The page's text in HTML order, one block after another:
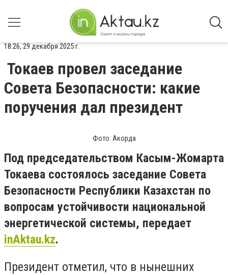
18:26, 29 декабря 2025 г.
Токаев провел заседание
Совета Безопасности: какие
поручения дал президент
Фото: Акорда
Под председательством Касым-Жомарта
Токаева состоялось заседание Совета
Безопасности Республики Казахстан по
вопросам устойчивости национальной
энергетической системы, передает
inAktau.kz.
Президент отметил, что в нынешних